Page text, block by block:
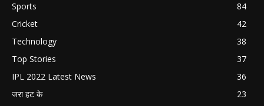
Sports
84
Cricket
42
Technology
38
Top Stories
37
IPL 2022 Latest News
36
जरा हट के
23